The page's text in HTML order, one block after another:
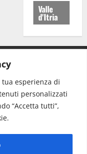
esperienza di
personalizzati
“Accetta tutti”,
Valle
d'Itria